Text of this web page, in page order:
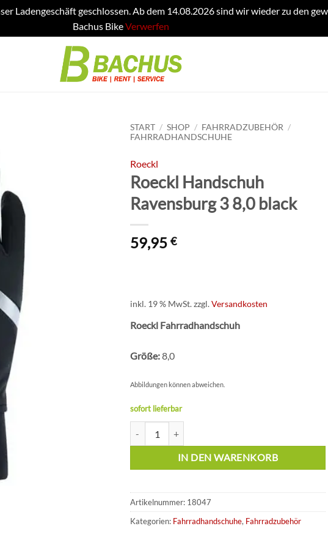
Ladengeschäft geschlossen. Ab dem 14.08.2026 sind wir wieder zu den
Bachus BikeVerwerfen
START / SHOP / FAHRRADZUBEHÖR /
FAHRRADHANDSCHUHE
Roeckl
Roeckl Handschuh
Ravensburg 3 8,0 black
59,95 €
inkl. 19 % MwSt.zzgl.Versandkosten
Roeckl Fahrradhandschuh
Größe:8,0
Abbildungen können abweichen.
sofort lieferbar
IN DEN WARENKORB
Artikelnummer: 18047
Kategorien: Fahrradhandschuhe, Fahrradzubehör